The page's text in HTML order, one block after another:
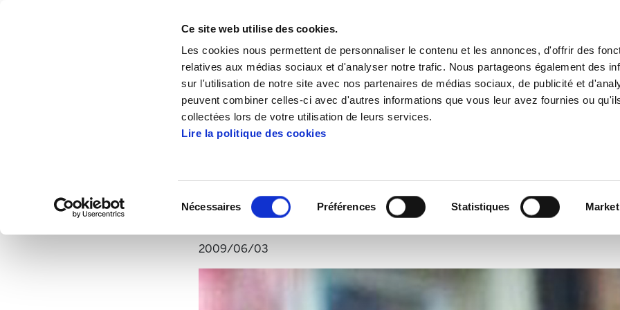
Ce site web utilise des cookies.
Les cookies nous permettent de personnaliser le contenu et les annonces, d'offrir des
relatives aux médias sociaux et d'analyser notre trafic. Nous partageons également des
sur l'utilisation de notre site avec nos partenaires de médias sociaux, de publicité et
peuvent combiner celles-ci avec d'autres informations que vous leur avez fournies ou
collectées lors de votre utilisation de leurs services.
Lire la politique des cookies
Nécessaires Préférences Statistiques
La Fondation, en partenariat avec l'UNED de Bergara, présente le cours "Crise :
La Fondation, en partenariat avec l'UNED de
"Crise : alternatives et réponses
2009/06/03